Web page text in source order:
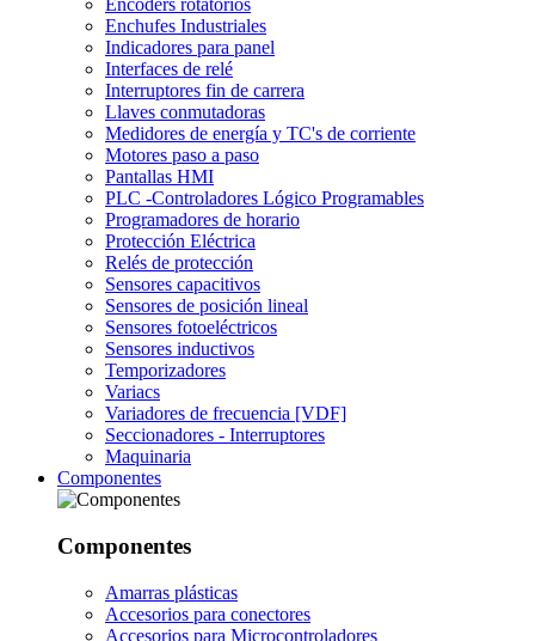
Encoders rotatorios
Enchufes Industriales
Indicadores para panel
Interfaces de relé
Interruptores fin de carrera
Llaves conmutadoras
Medidores de energía y TC's de corriente
Motores paso a paso
Pantallas HMI
PLC -Controladores Lógico Programables
Programadores de horario
Protección Eléctrica
Relés de protección
Sensores capacitivos
Sensores de posición lineal
Sensores fotoeléctricos
Sensores inductivos
Temporizadores
Variacs
Variadores de frecuencia [VDF]
Seccionadores - Interruptores
Maquinaria
Componentes
Componentes
Amarras plásticas
Accesorios para conectores
Accesorios para Microcontroladores